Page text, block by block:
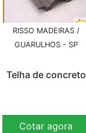
RISSO MADEIRAS /
GUARULHOS - SP
Telha de concreto
Cotar agora